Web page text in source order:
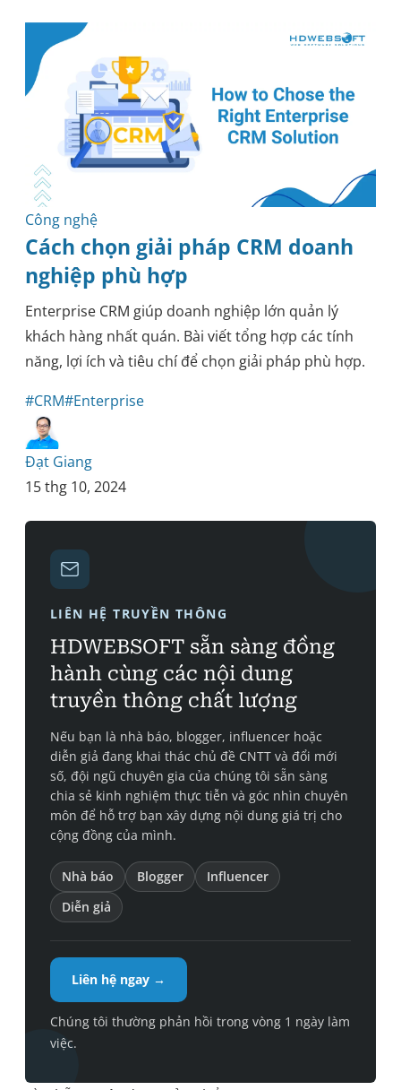
Công nghệ
Cách chọn giải pháp CRM doanh
nghiệp phù hợp
Enterprise CRM giúp doanh nghiệp lớn quản lý
khách hàng nhất quán. Bài viết tổng hợp các tính
năng, lợi ích và tiêu chí để chọn giải pháp phù hợp.
#CRM#Enterprise
Đạt Giang
15 thg 10, 2024
LIÊN HỆ TRUYỀN THÔNG
HDWEBSOFT sẵn sàng đồng
hành cùng các nội dung
truyền thông chất lượng
Nếu bạn là nhà báo, blogger, influencer hoặc
diễn giả đang khai thác chủ đề CNTT và đổi mới
số, đội ngũ chuyên gia của chúng tôi sẵn sàng
chia sẻ kinh nghiệm thực tiễn và góc nhìn chuyên
môn để hỗ trợ bạn xây dựng nội dung giá trị cho
cộng đồng của mình.
Nhà báo Blogger
Influencer
Diễn giả
Liên hệ ngay →
Chúng tôi thường phản hồi trong vòng 1 ngày làm
việc.